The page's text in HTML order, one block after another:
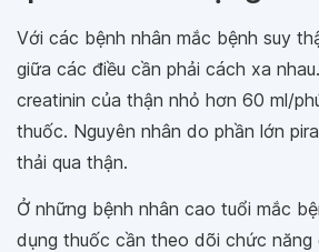
Với các bệnh nhân mắc bệnh suy
giữa các điều cần phải cách xa
creatinin của thận nhỏ hơn 60 ml/
thuốc. Nguyên nhân do phần lớn
thải qua thận.
Ở những bệnh nhân cao tuổi mắc
dụng thuốc cần theo dõi chức